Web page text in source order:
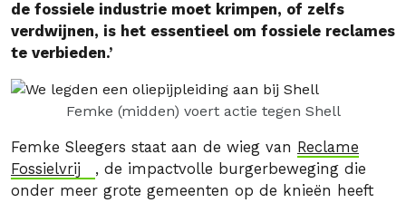
de fossiele industrie moet krimpen, of zelfs
verdwijnen, is het essentieel om fossiele reclames
te verbieden.’
Femke (midden) voert actie tegen Shell
Femke Sleegers staat aan de wieg van Reclame
Fossielvrij
, de impactvolle burgerbeweging die
onder meer grote gemeenten op de knieën heeft